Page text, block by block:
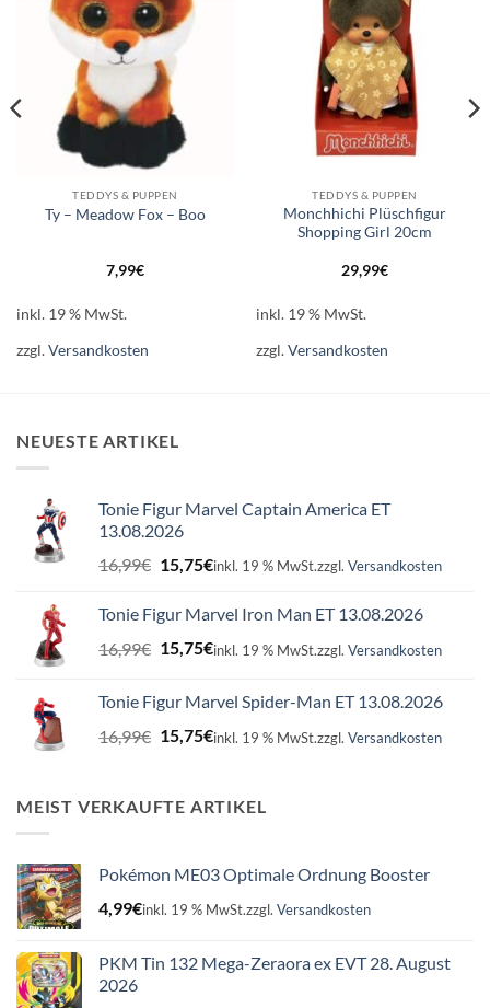
TEDDYS & PUPPEN
Ty – Meadow Fox – Boo
7,99€
inkl. 19 % MwSt.
zzgl.Versandkosten
TEDDYS & PUPPEN
Monchhichi Plüschfigur
Shopping Girl 20cm
29,99€
inkl. 19 % MwSt.
zzgl.Versandkosten
NEUESTE ARTIKEL
Tonie Figur Marvel Captain America ET
13.08.2026
16,99€ Ursprünglicher
Preis
16,99€
15,75€Aktueller
15,75€.
inkl. 19 % MwSt.zzgl. Versandkosten
Tonie Figur Marvel Iron Man ET 13.08.2026
16,99€ Ursprünglicher
16,99€
15,75€Aktueller
15,75€.
inkl. 19 % MwSt.zzgl. Versandkosten
Tonie Figur Marvel Spider-Man ET 13.08.2026
16,99€ Ursprünglicher
16,99€
15,75€Aktueller
15,75€.
inkl. 19 % MwSt.zzgl. Versandkosten
MEIST VERKAUFTE ARTIKEL
Pokémon ME03 Optimale Ordnung Booster
4,99€inkl. 19 % MwSt.zzgl. Versandkosten
PKM Tin 132 Mega-Zeraora ex EVT 28. August
2026